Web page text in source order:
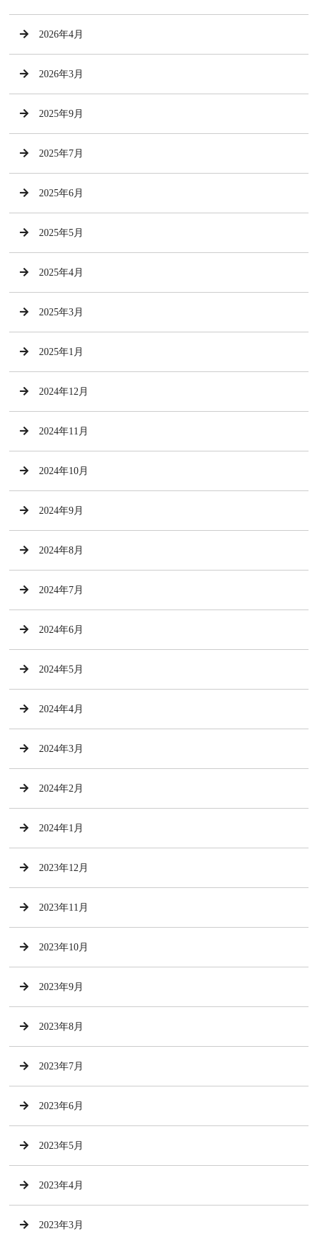
2026年4月
2026年3月
2025年9月
2025年7月
2025年6月
2025年5月
2025年4月
2025年3月
2025年1月
2024年12月
2024年11月
2024年10月
2024年9月
2024年8月
2024年7月
2024年6月
2024年5月
2024年4月
2024年3月
2024年2月
2024年1月
2023年12月
2023年11月
2023年10月
2023年9月
2023年8月
2023年7月
2023年6月
2023年5月
2023年4月
2023年3月